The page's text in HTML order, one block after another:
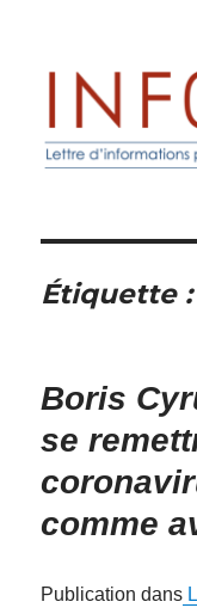
Inforprof
Étiquette :
Boris
se
comme
Publication dans